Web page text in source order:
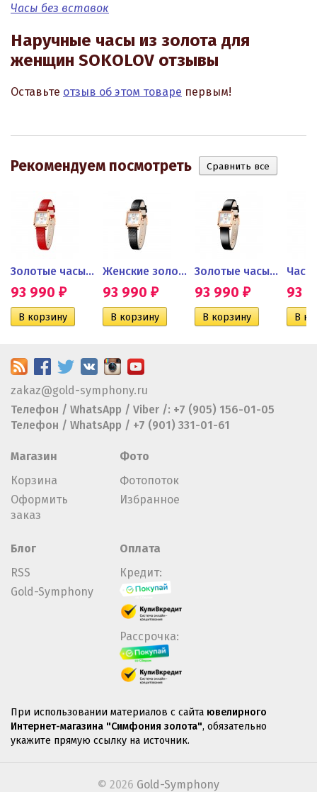
Часы без вставок
Наручные часы из золота для
женщин SOKOLOV отзывы
Оставьте отзыв об этом товаре первым!
Рекомендуем посмотреть
Золотые часы женские
93 990 ₽
Женские золотые часы
93 990 ₽
Золотые часы женские...
93 990 ₽ 93
zakaz@gold-symphony.ru
Телефон / WhatsApp / Viber /: +7 (905) 156-01-05
Телефон / WhatsApp / +7 (901) 331-01-61
Магазин
Корзина
Оформить
заказ
Фото
Фотопоток
Избранное
Блог
RSS
Gold-Symphony
Оплата
Кредит:
Рассрочка:
При использовании материалов с сайта ювелирного
Интернет-магазина "Симфония золота", обязательно
укажите прямую ссылку на источник.
© 2026 Gold-Symphony